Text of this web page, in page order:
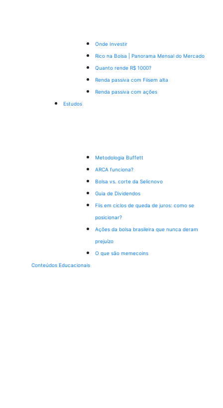
Onde Investir
Rico na Bolsa | Panorama Mensal do Mercado
Quanto rende R$ 1000?
Renda passiva com Fiisem alta
Renda passiva com ações
Estudos
Metodologia Buffett
ARCA funciona?
Bolsa vs. corte da Selicnovo
Guia de Dividendos
Fiis em ciclos de queda de juros: como se
posicionar?
Ações da bolsa brasileira que nunca deram
prejuízo
O que são memecoins
Conteúdos Educacionais